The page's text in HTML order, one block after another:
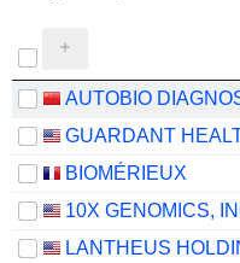
GUARDANT
BIOMÉRIEUX
10X GENOMICS,